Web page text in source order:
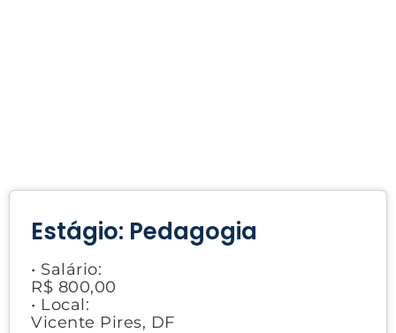
Estágio: Pedagogia
• Salário:
R$ 800,00
• Local:
Vicente Pires, DF